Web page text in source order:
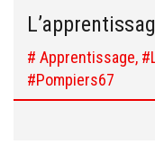
# Apprentissage,
#Pompiers67